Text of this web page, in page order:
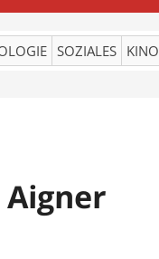
SOZIALES KINO